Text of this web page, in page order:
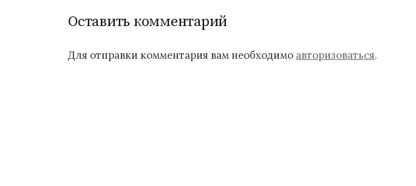
з
п
Оставить комментарий
Для отправки комментария вам необходимо авторизоваться.